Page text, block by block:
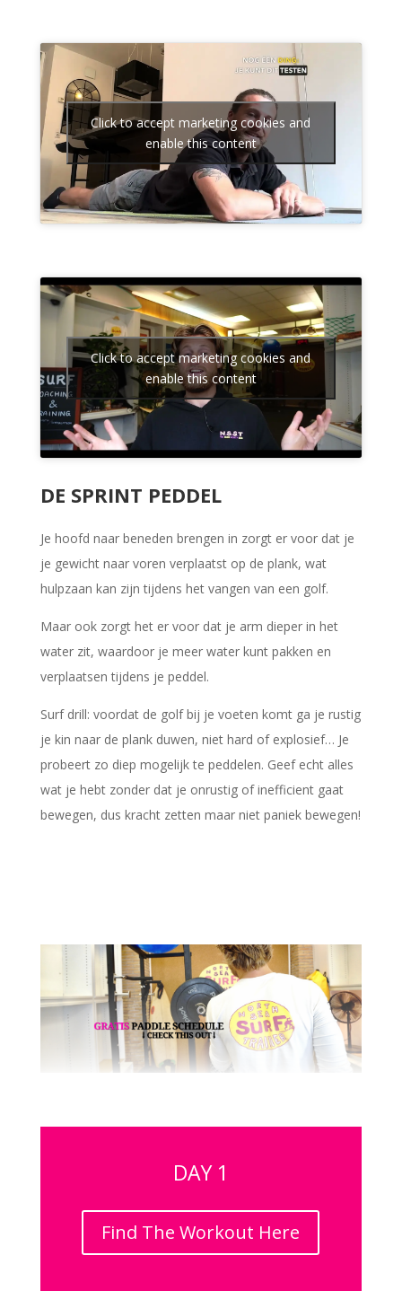
Click to accept marketing cookies and
enable this content
Click to accept marketing cookies and
enable this content
DE SPRINT PEDDEL
Je hoofd naar beneden brengen in zorgt er voor dat je
je gewicht naar voren verplaatst op de plank, wat
hulpzaan kan zijn tijdens het vangen van een golf.
Maar ook zorgt het er voor dat je arm dieper in het
water zit, waardoor je meer water kunt pakken en
verplaatsen tijdens je peddel.
Surf drill: voordat de golf bij je voeten komt ga je rustig
je kin naar de plank duwen, niet hard of explosief… Je
probeert zo diep mogelijk te peddelen. Geef echt alles
wat je hebt zonder dat je onrustig of inefficient gaat
bewegen, dus kracht zetten maar niet paniek bewegen!
DAY 1
Find The Workout Here